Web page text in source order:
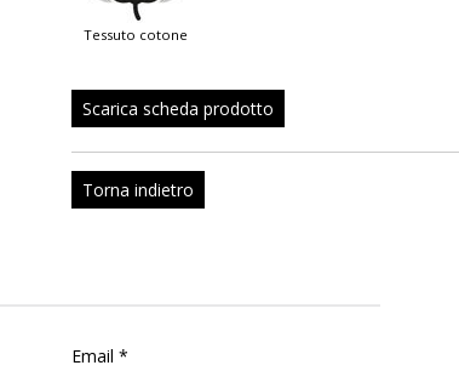
tessuto cotone
Scarica scheda prodotto
Torna indietro
Email *